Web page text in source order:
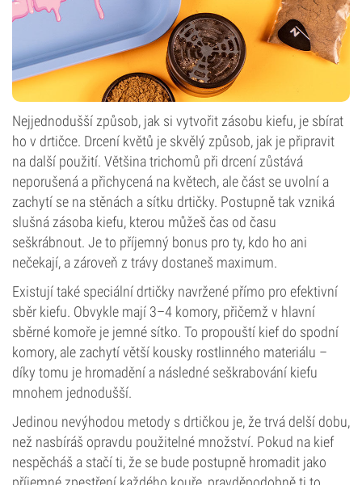
Nejjednodušší způsob, jak si vytvořit zásobu kiefu, je sbírat
ho v drtičce. Drcení květů je skvělý způsob, jak je připravit
na další použití. Většina trichomů při drcení zůstává
neporušená a přichycená na květech, ale část se uvolní a
zachytí se na stěnách a sítku drtičky. Postupně tak vzniká
slušná zásoba kiefu, kterou můžeš čas od času
seškrábnout. Je to příjemný bonus pro ty, kdo ho ani
nečekají, a zároveň z trávy dostaneš maximum.
Existují také speciální drtičky navržené přímo pro efektivní
sběr kiefu. Obvykle mají 3–4 komory, přičemž v hlavní
sběrné komoře je jemné sítko. To propouští kief do spodní
komory, ale zachytí větší kousky rostlinného materiálu –
díky tomu je hromadění a následné seškrabování kiefu
mnohem jednodušší.
Jedinou nevýhodou metody s drtičkou je, že trvá delší dobu,
než nasbíráš opravdu použitelné množství. Pokud na kief
nespěcháš a stačí ti, že se bude postupně hromadit jako